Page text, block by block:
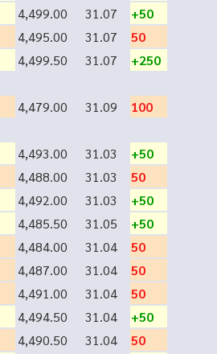
4,499.00 31.07
+50
4,495.00 31.07
50
4,499.50 31.07
+250
4,479.00 31.09
100
4,493.00 31.03
+50
4,488.00 31.03
50
4,492.00 31.03
+50
4,485.50 31.05
+50
4,484.00 31.04
50
4,487.00 31.04
50
4,491.00 31.04
50
4,494.50 31.04
+50
4,490.50 31.04
50